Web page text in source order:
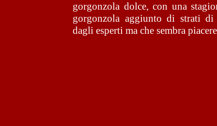
gorgonzola dolce, con una
gorgonzola aggiunto di strati di
dagli esperti ma che sembra